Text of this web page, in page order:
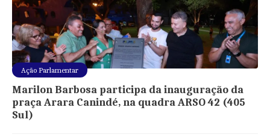
Ação Parlamentar
Marilon Barbosa participa da inauguração da
praça Arara Canindé, na quadra ARSO 42 (405
Sul)